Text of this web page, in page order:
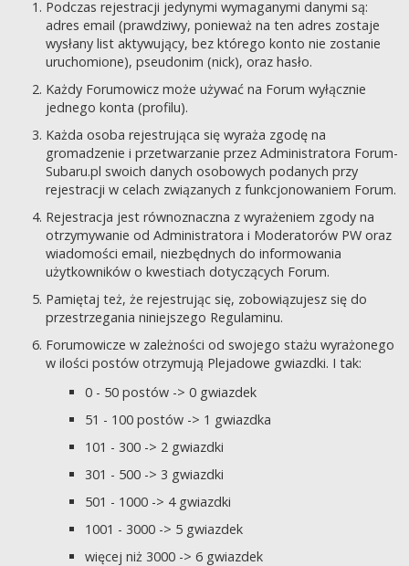
Podczas rejestracji jedynymi wymaganymi danymi są:
adres email (prawdziwy, ponieważ na ten adres zostaje
wysłany list aktywujący, bez którego konto nie zostanie
uruchomione), pseudonim (nick), oraz hasło.
Każdy Forumowicz może używać na Forum wyłącznie
jednego konta (profilu).
Każda osoba rejestrująca się wyraża zgodę na
gromadzenie i przetwarzanie przez Administratora Forum-
Subaru.pl swoich danych osobowych podanych przy
rejestracji w celach związanych z funkcjonowaniem Forum.
Rejestracja jest równoznaczna z wyrażeniem zgody na
otrzymywanie od Administratora i Moderatorów PW oraz
wiadomości email, niezbędnych do informowania
użytkowników o kwestiach dotyczących Forum.
Pamiętaj też, że rejestrując się, zobowiązujesz się do
przestrzegania niniejszego Regulaminu.
Forumowicze w zależności od swojego stażu wyrażonego
w ilości postów otrzymują Plejadowe gwiazdki. I tak:
0 - 50 postów -> 0 gwiazdek
51 - 100 postów -> 1 gwiazdka
101 - 300 -> 2 gwiazdki
301 - 500 -> 3 gwiazdki
501 - 1000 -> 4 gwiazdki
1001 - 3000 -> 5 gwiazdek
więcej niż 3000 -> 6 gwiazdek